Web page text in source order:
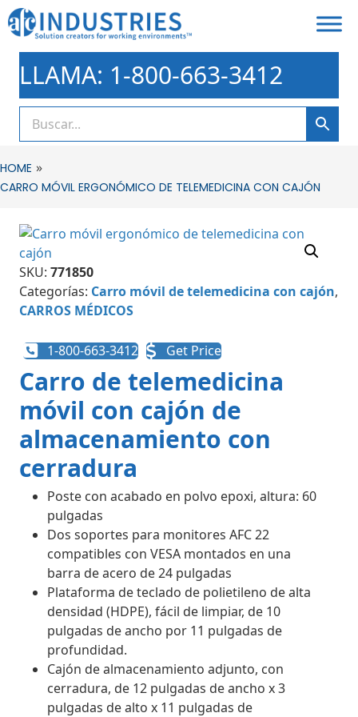
LLAMA: 1-800-663-3412
HOME »
CARRO MÓVIL ERGONÓMICO DE TELEMEDICINA CON CAJÓN
SKU: 771850
Categorías: Carro móvil de telemedicina con cajón,
CARROS MÉDICOS
1-800-663-3412 Get Price
Carro de telemedicina
móvil con cajón de
almacenamiento con
cerradura
Poste con acabado en polvo epoxi, altura: 60
pulgadas
Dos soportes para monitores AFC 22
compatibles con VESA montados en una
barra de acero de 24 pulgadas
Plataforma de teclado de polietileno de alta
densidad (HDPE), fácil de limpiar, de 10
pulgadas de ancho por 11 pulgadas de
profundidad.
Cajón de almacenamiento adjunto, con
cerradura, de 12 pulgadas de ancho x 3
pulgadas de alto x 11 pulgadas de